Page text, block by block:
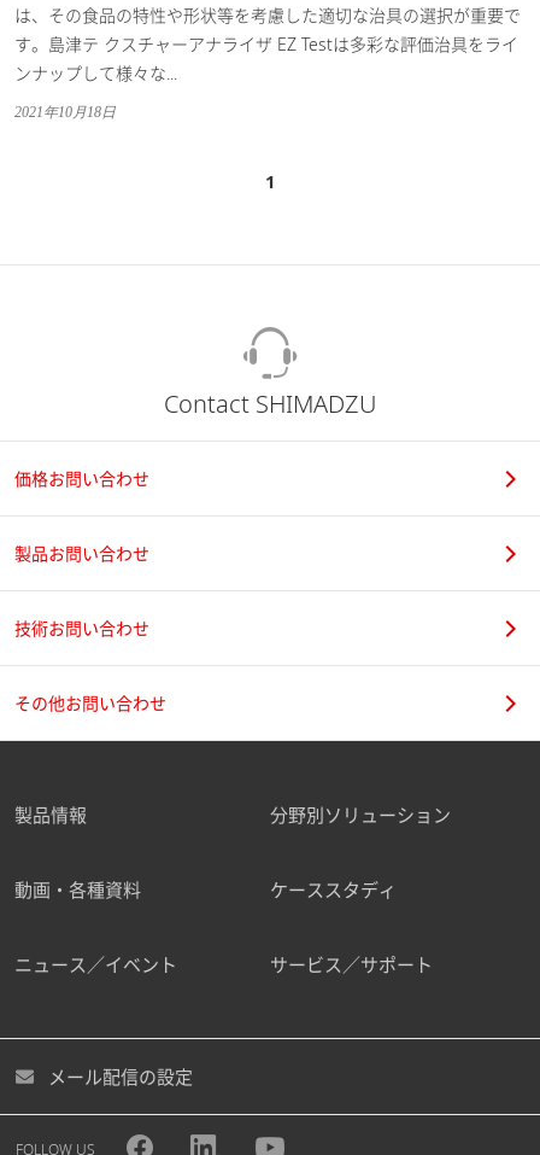
は、その食品の特性や形状等を考慮した適切な治具の選択が重要で
す。島津テ クスチャーアナライザ EZ Testは多彩な評価治具をライ
ンナップして様々な...
2021年10月18日
1
Contact SHIMADZU
価格お問い合わせ
製品お問い合わせ
技術お問い合わせ
その他お問い合わせ
製品情報 分野別ソリューション
動画・各種資料 ケーススタディ
ニュース／イベント サービス／サポート
メール配信の設定
FOLLOW US